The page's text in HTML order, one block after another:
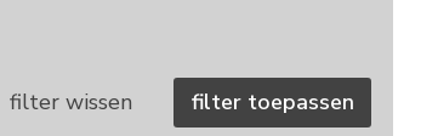
filter wissen filter toepassen